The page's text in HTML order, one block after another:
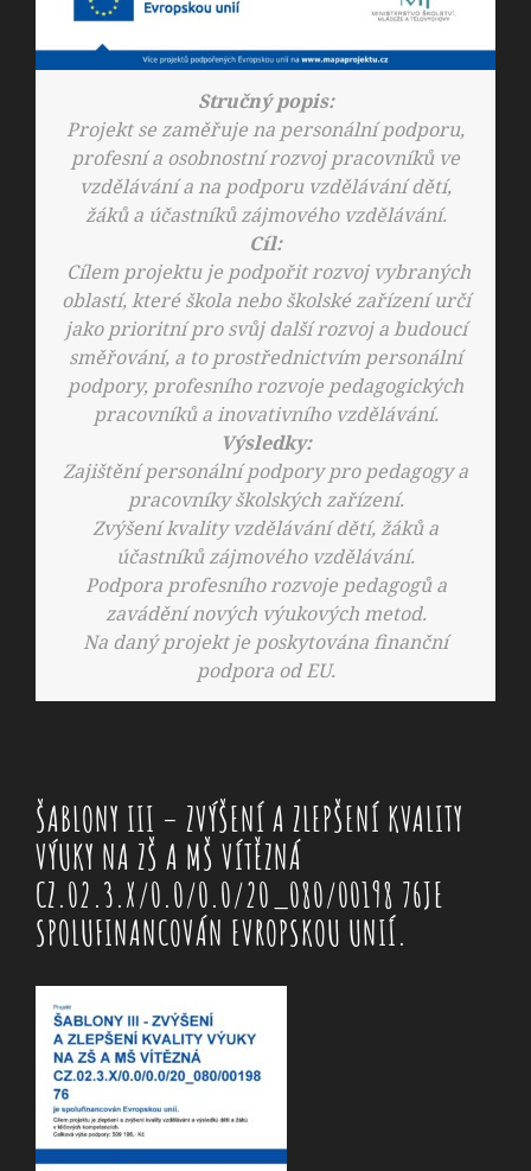
Stručný popis:
Projekt se zaměřuje na personální podporu,
profesní a osobnostní rozvoj pracovníků ve
vzdělávání a na podporu vzdělávání dětí,
žáků a účastníků zájmového vzdělávání.
Cíl:
Cílem projektu je podpořit rozvoj vybraných
oblastí, které škola nebo školské zařízení určí
jako prioritní pro svůj další rozvoj a budoucí
směřování, a to prostřednictvím personální
podpory, profesního rozvoje pedagogických
pracovníků a inovativního vzdělávání.
Výsledky:
Zajištění personální podpory pro pedagogy a
pracovníky školských zařízení.
Zvýšení kvality vzdělávání dětí, žáků a
účastníků zájmového vzdělávání.
Podpora profesního rozvoje pedagogů a
zavádění nových výukových metod.
Na daný projekt je poskytována finanční
podpora od EU.
ŠABLONY III – ZVÝŠENÍ A ZLEPŠENÍ KVALITY
VÝUKY NA ZŠ A MŠ VÍTĚZNÁ
CZ.02.3.X/0.0/0.0/20_080/00198 76JE
SPOLUFINANCOVÁN EVROPSKOU UNIÍ.